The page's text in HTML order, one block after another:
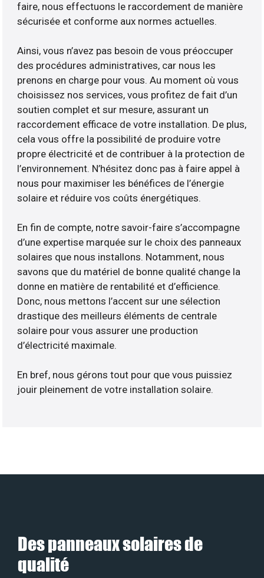
faire, nous effectuons le raccordement de manière
sécurisée et conforme aux normes actuelles.
Ainsi, vous n’avez pas besoin de vous préoccuper
des procédures administratives, car nous les
prenons en charge pour vous. Au moment où vous
choisissez nos services, vous profitez de fait d’un
soutien complet et sur mesure, assurant un
raccordement efficace de votre installation. De plus,
cela vous offre la possibilité de produire votre
propre électricité et de contribuer à la protection de
l’environnement. N’hésitez donc pas à faire appel à
nous pour maximiser les bénéfices de l’énergie
solaire et réduire vos coûts énergétiques.
En fin de compte, notre savoir-faire s’accompagne
d’une expertise marquée sur le choix des panneaux
solaires que nous installons. Notamment, nous
savons que du matériel de bonne qualité change la
donne en matière de rentabilité et d’efficience.
Donc, nous mettons l’accent sur une sélection
drastique des meilleurs éléments de centrale
solaire pour vous assurer une production
d’électricité maximale.
En bref, nous gérons tout pour que vous puissiez
jouir pleinement de votre installation solaire.
Des panneaux solaires de
qualité